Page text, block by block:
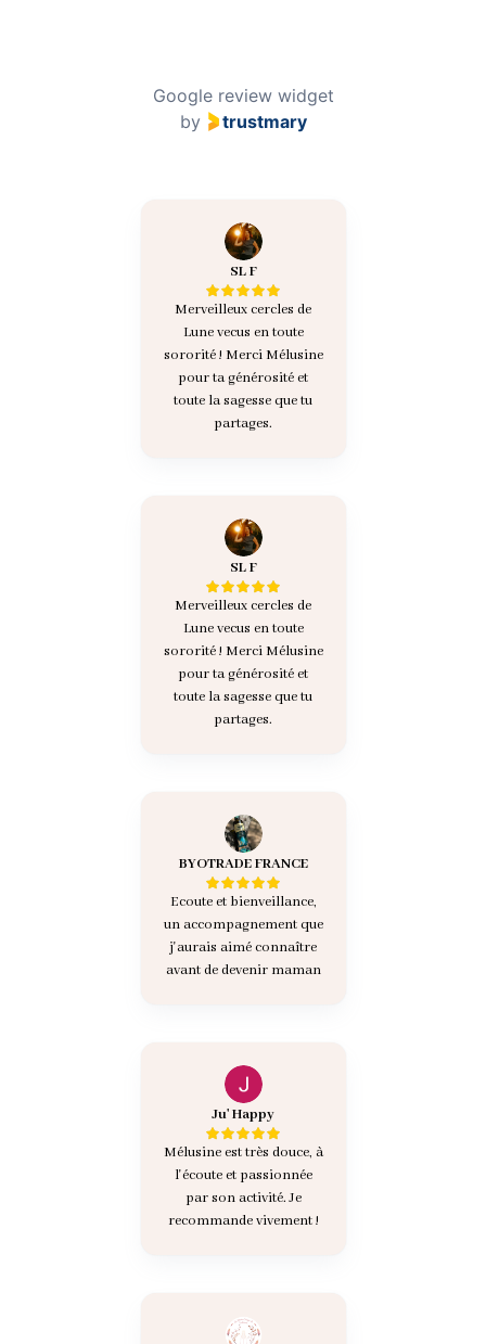
Google review widget
by
trustmary
SL F
Merveilleux cercles de
Lune vecus en toute
sororité ! Merci Mélusine
pour ta générosité et
toute la sagesse que tu
partages.
SL F
Merveilleux cercles de
Lune vecus en toute
sororité ! Merci Mélusine
pour ta générosité et
toute la sagesse que tu
partages.
BYOTRADE FRANCE
Ecoute et bienveillance,
un accompagnement que
j'aurais aimé connaître
avant de devenir maman
Ju' Happy
Mélusine est très douce, à
l'écoute et passionnée
par son activité. Je
recommande vivement !